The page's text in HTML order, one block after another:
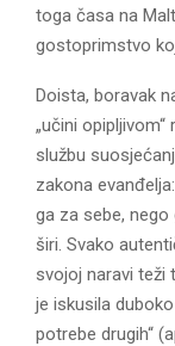
toga časa na
gostoprimstvo
Doista, boravak
„učini
službu
zakona
ga za sebe, nego
širi. Svako
svojoj naravi teži
je iskusila
potrebe drugih“